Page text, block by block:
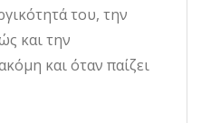
του, την
και την
και όταν παίζει